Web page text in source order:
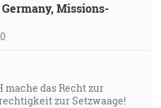
Germany, Missions-
mache das Recht zur
zur Setzwaage!